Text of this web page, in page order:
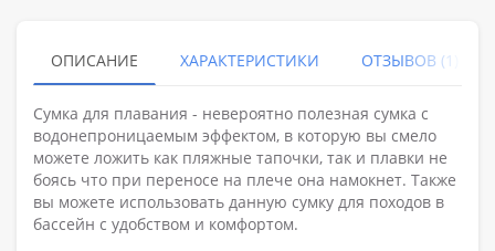
ОПИСАНИЕ ХАРАКТЕРИСТИКИ ОТЗЫВОВ (1)
Сумка для плавания - невероятно полезная сумка с
водонепроницаемым эффектом, в которую вы смело
можете ложить как пляжные тапочки, так и плавки не
боясь что при переносе на плече она намокнет. Также
вы можете использовать данную сумку для походов в
бассейн с удобством и комфортом.